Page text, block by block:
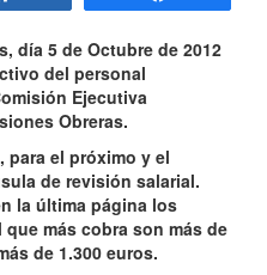
día 5 de Octubre de 2012
del personal
Ejecutiva
Obreras.
para el próximo y el
de revisión salarial.
la última página los
más cobra son más de
de 1.300 euros.